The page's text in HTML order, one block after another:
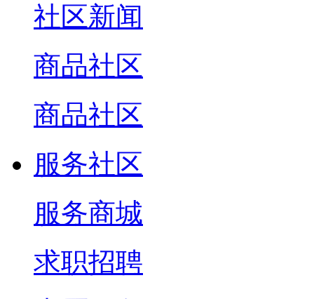
社区新闻
商品社区
商品社区
服务社区
服务商城
求职招聘